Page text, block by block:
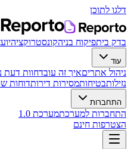
דלגו לתוכן
בדק ביתפיקוח בניהקונסטרוקציה
עוד
ניהול אתריםאיך זה עובדחוות דעת
נזילותבטיחותמסירות דירותדוחות
התחברות
התחברות למערכתמערכת 1.0
הצטרפות חינם